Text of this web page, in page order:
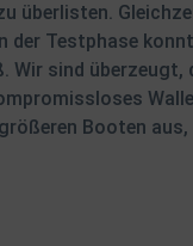
überlisten.
Testphase
sind
Booten